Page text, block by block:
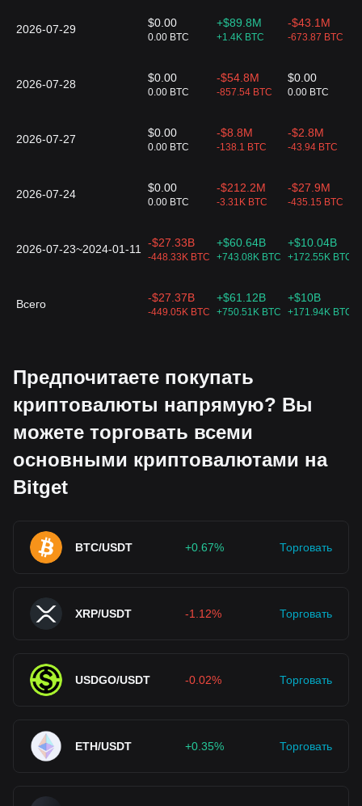
2026-07-29 $0.00
0.00 BTC
+$89.8M
+1.4K BTC
-$43.1M
-673.87 BTC
2026-07-28 $0.00
0.00 BTC
-$54.8M
-857.54 BTC
$0.00
0.00 BTC
2026-07-27 $0.00
0.00 BTC
-$8.8M
-138.1 BTC
-$2.8M
-43.94 BTC
2026-07-24 $0.00
0.00 BTC
-$212.2M
-3.31K BTC
-$27.9M
-435.15 BTC
2026-07-23~2024-01-11 -$27.33B
-448.33K BTC
+$60.64B
+743.08K BTC
+$10.04B
+172.55K BTC
Всего -$27.37B
-449.05K BTC
+$61.12B
+750.51K BTC
+$10B
+171.94K BTC
Предпочитаете покупать
криптовалюты напрямую? Вы
можете торговать всеми
основными криптовалютами на
Bitget
BTC/USDT +0.67% Торговать
XRP/USDT -1.12% Торговать
USDGO/USDT -0.02% Торговать
ETH/USDT +0.35% Торговать